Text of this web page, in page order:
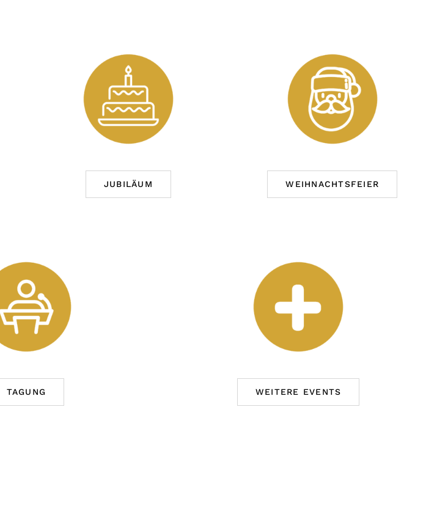
JUBILÄUM WEIHNACHTSFEIER
TAGUNG WEITERE EVENTS